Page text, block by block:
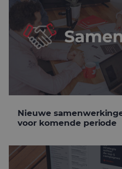
Nieuwe
voor komende periode